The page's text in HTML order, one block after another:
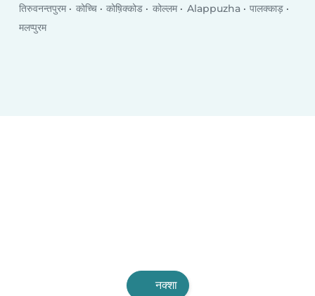
तिरुवनन्तपुरम कोच्चि कोष़िक्कोड कोल्लम Alappuzha
पालक्काड़
मलप्पुरम
नक्शा